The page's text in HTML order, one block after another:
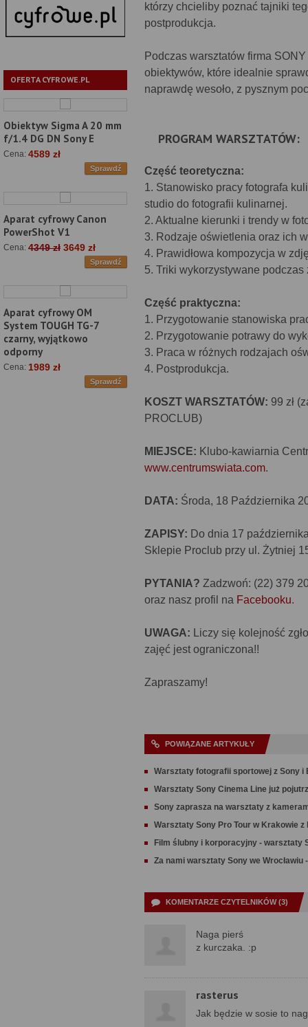
OFERTA CYFROWE.PL
Obiektyw Sigma A 20 mm
f/1.4 DG DN Sony E
Cena: 4589 zł
Sprawdź
Aparat cyfrowy Canon
PowerShot V1
Cena: 4349 zł 3649 zł
Sprawdź
Aparat cyfrowy OM
System TOUGH TG-7
czarny, wyjątkowo
odporny
Cena: 1989 zł
Sprawdź
którzy chcieliby poznać tajniki
postprodukcja.
Podczas warsztatów firma
obiektywów, które idealnie
naprawdę wesoło, z pysznym
PROGRAM WARSZTATÓW:
Część teoretyczna:
1. Stanowisko pracy fotografa
studio do fotografii kulinarnej.
2. Aktualne kierunki i trendy w
3. Rodzaje oświetlenia oraz ich
4. Prawidłowa kompozycja w
5. Triki wykorzystywane podczas
Część praktyczna:
1. Przygotowanie stanowiska
2. Przygotowanie potrawy do
3. Praca w różnych rodzajach
4. Postprodukcja.
KOSZT WARSZTATÓW: 99 zł
PROCLUB)
MIEJSCE: Klubo-kawiarnia
www.centrumswiata.com.
DATA: Środa, 18 Października
ZAPISY: Do dnia 17
Sklepie Proclub przy ul. Żytniej
PYTANIA? Zadzwoń: (22) 379
oraz nasz profil na Facebooku.
UWAGA: Liczy się kolejność
zajęć jest ograniczona!!
Zapraszamy!
POWIĄZANE ARTYKUŁY
Warsztaty fotografii sportowej z Sony i
Warsztaty Sony Cinema Line już
Sony zaprasza na warsztaty z
Warsztaty Sony Pro Tour w Krakowie z
Film ślubny i korporacyjny - warsztaty
Za nami warsztaty Sony we Wrocławiu
KOMENTARZE CZYTELNIKÓW (3)
Naga pierś
z kurczaka. :p
rasterus
Jak będzie w sosie to